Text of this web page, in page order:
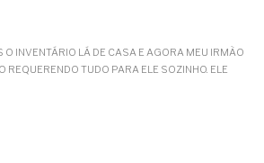
O INVENTÁRIO LÁ DE CASA E AGORA MEU IRMÃO
REQUERENDO TUDO PARA ELE SOZINHO. ELE